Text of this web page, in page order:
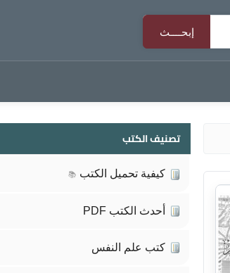
تصنيف الكتب
كيفية تحميل الكتب 📚
أحدث الكتب PDF
كتب علم النفس